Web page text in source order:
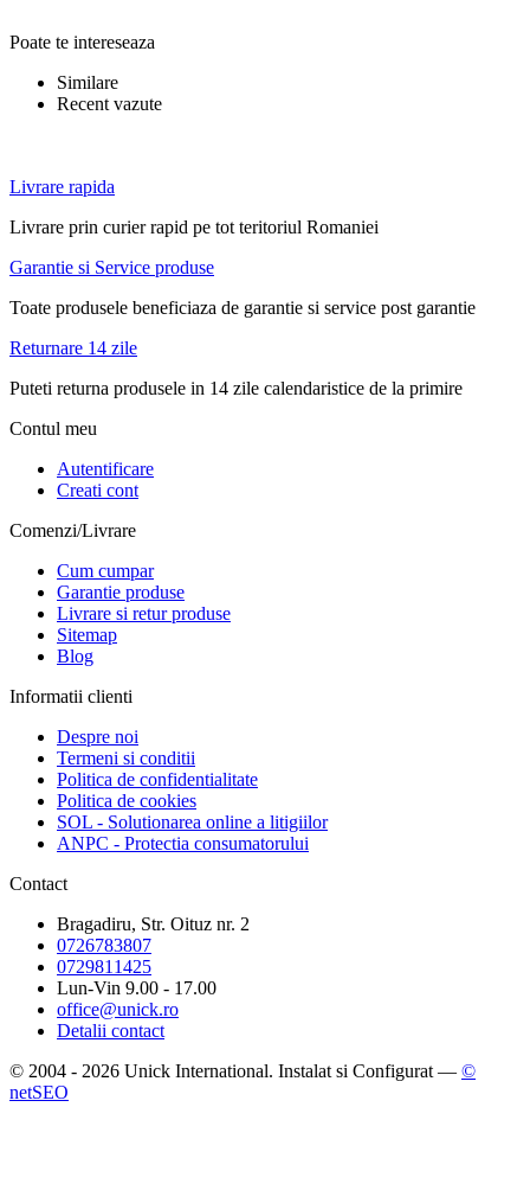
Poate te intereseaza
Similare
Recent vazute
Livrare rapida
Livrare prin curier rapid pe tot teritoriul Romaniei
Garantie si Service produse
Toate produsele beneficiaza de garantie si service post garantie
Returnare 14 zile
Puteti returna produsele in 14 zile calendaristice de la primire
Contul meu
Autentificare
Creati cont
Comenzi/Livrare
Cum cumpar
Garantie produse
Livrare si retur produse
Sitemap
Blog
Informatii clienti
Despre noi
Termeni si conditii
Politica de confidentialitate
Politica de cookies
SOL - Solutionarea online a litigiilor
ANPC - Protectia consumatorului
Contact
Bragadiru, Str. Oituz nr. 2
0726783807
0729811425
Lun-Vin 9.00 - 17.00
office@unick.ro
Detalii contact
© 2004 - 2026 Unick International. Instalat si Configurat — ©
netSEO